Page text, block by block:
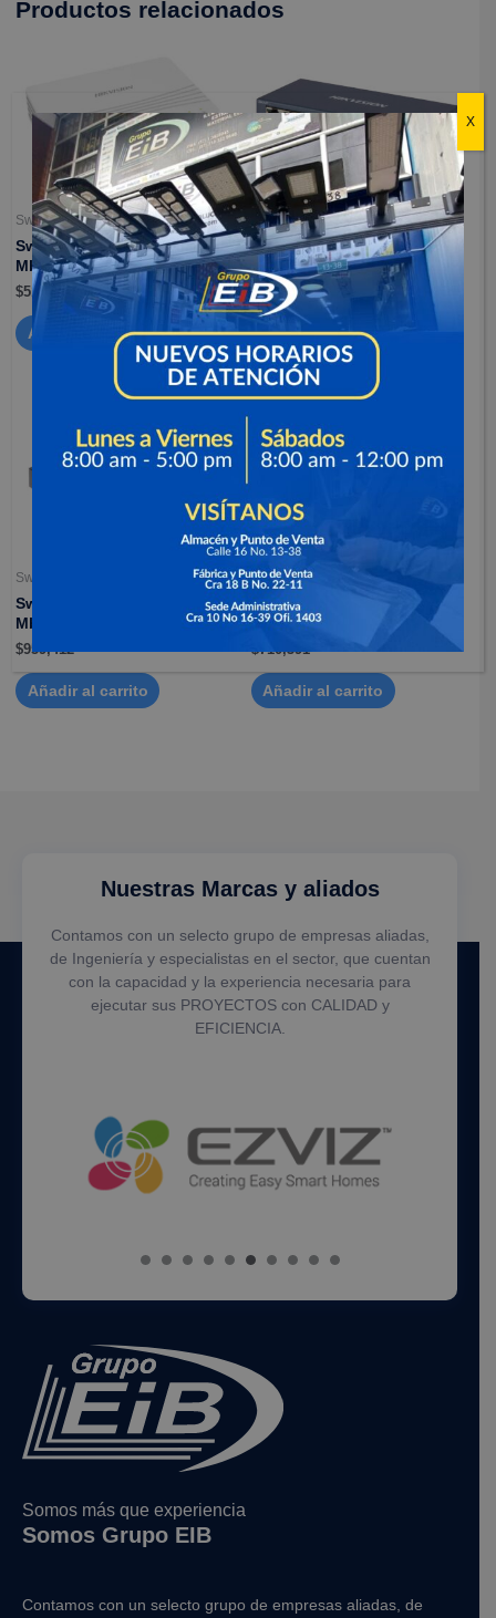
Productos relacionados
Switches / conmutadores
Switch 5 puertos 10/100
Mbps Gigabit
$51,500
Añadir al carrito
Switches / conmutadores
Switch 8 puertos 10/100
Mbps Gigabit
$94,633
Añadir al carrito
Switches / conmutadores
Switch 24 puertos 10/100
Mbps PoE
$959,412
Añadir al carrito
Switches / conmutadores
Switch 16 puertos 10/100
Mbps PoE
$710,391
Añadir al carrito
Nuestras Marcas y aliados
Contamos con un selecto grupo de empresas aliadas,
de Ingeniería y especialistas en el sector, que cuentan
con la capacidad y la experiencia necesaria para
ejecutar sus PROYECTOS con CALIDAD y
EFICIENCIA.
Somos más que experiencia
Somos Grupo EIB
Contamos con un selecto grupo de empresas aliadas, de
X